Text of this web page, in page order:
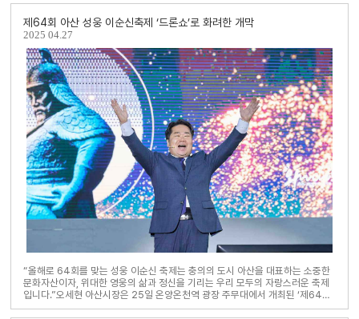
제64회 아산 성웅 이순신축제 ‘드론쇼’로 화려한 개막
202504.27
“올해로 64회를 맞는 성웅 이순신 축제는 충의의 도시 아산을 대표하는 소중한
문화자산이자, 위대한 영웅의 삶과 정신을 기리는 우리 모두의 자랑스러운 축제
입니다.”오세현 아산시장은 25일 온양온천역 광장 주무대에서 개최된 ‘제64회
아산 성웅 이순신 축제’ 개막식에서 ..